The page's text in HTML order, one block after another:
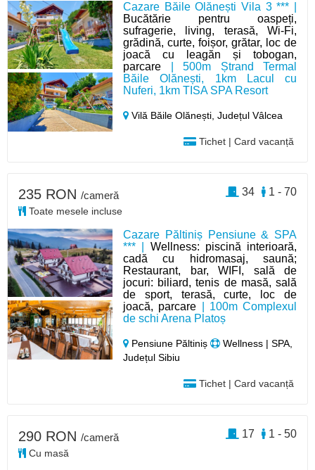
Cazare Băile Olănești Vila 3 *** |
Bucătărie pentru oaspeți,
sufragerie, living, terasă, Wi-Fi,
grădină, curte, foișor, grătar, loc de
joacă cu leagăn și tobogan,
parcare | 500m Ștrand Termal
Băile Olănești, 1km Lacul cu
Nuferi, 1km TISA SPA Resort
Vilă Băile Olănești,Județul Vâlcea
Tichet | Card vacanță
Cazare Păltiniș Pensiune & SPA
*** | Wellness: piscină interioară,
cadă cu hidromasaj, saună;
Restaurant, bar, WIFI, sală de
jocuri: biliard, tenis de masă, sală
de sport, terasă, curte, loc de
joacă, parcare | 100m Complexul
de schi Arena Platoș
Pensiune Păltiniș
Wellness | SPA,
Județul Sibiu
Tichet | Card vacanță
235 RON /cameră
Toate mesele incluse
1 - 70
34
290 RON /cameră
Cu masă
1 - 50
17